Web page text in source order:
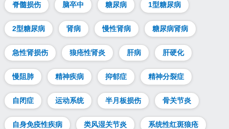
脊髓损伤 脑卒中 糖尿病 1型糖尿病
2型糖尿病 肾病 慢性肾病 糖尿病肾病
急性肾损伤 狼疮性肾炎 肝病 肝硬化
慢阻肺 精神疾病 抑郁症 精神分裂症
自闭症 运动系统 半月板损伤 骨关节炎
自身免疫性疾病 类风湿关节炎 系统性红斑狼疮